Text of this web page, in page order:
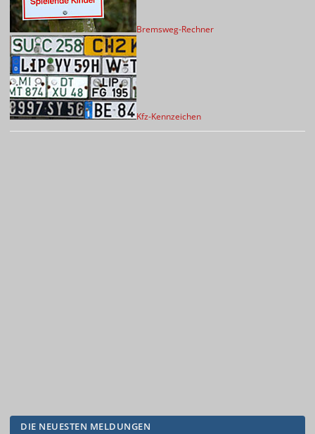
Bremsweg-Rechner
Kfz-Kennzeichen
DIE NEUESTEN MELDUNGEN